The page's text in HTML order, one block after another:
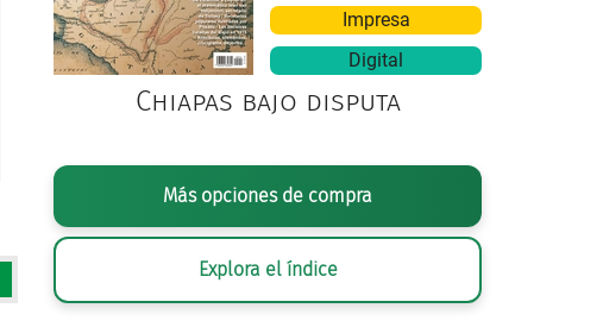
LOU REED,TRANSFORMER
Impresa
Digital
Chiapas bajo disputa
Más opciones de compra
Explora el índice